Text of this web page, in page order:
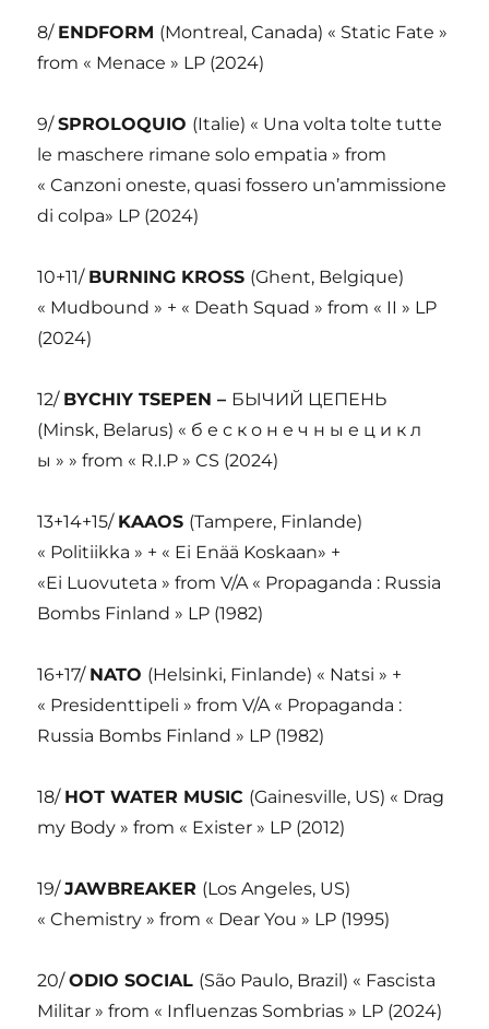
8/ ENDFORM (Montreal, Canada) « Static Fate »
from « Menace » LP (2024)
9/SPROLOQUIO (Italie) « Una volta tolte tutte
le maschere rimane solo empatia » from
« Canzoni oneste, quasi fossero un’ammissione
di colpa» LP (2024)
10+11/ BURNING KROSS (Ghent, Belgique)
« Mudbound » + « Death Squad » from « II » LP
(2024)
12/ BYCHIY TSEPEN – БЫЧИЙ ЦЕПЕНЬ
(Minsk, Belarus) « б е с к о н е ч н ы е ц и к л
ы » » from « R.I.P » CS (2024)
13+14+15/ KAAOS (Tampere, Finlande)
« Politiikka » + « Ei Enää Koskaan» +
«Ei Luovuteta » from V/A « Propaganda : Russia
Bombs Finland » LP (1982)
16+17/ NATO (Helsinki, Finlande) « Natsi » +
« Presidenttipeli » from V/A « Propaganda :
Russia Bombs Finland » LP (1982)
18/ HOT WATER MUSIC (Gainesville, US) « Drag
my Body » from « Exister » LP (2012)
19/JAWBREAKER (Los Angeles, US)
« Chemistry » from « Dear You » LP (1995)
20/ODIO SOCIAL (São Paulo, Brazil) « Fascista
Militar » from « Influenzas Sombrias » LP (2024)